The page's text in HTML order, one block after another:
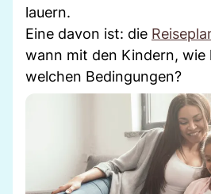
lauern.
Eine davon ist: die
wann mit den Kindern, wie
welchen Bedingungen?